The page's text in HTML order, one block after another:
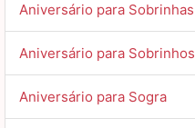
Aniversário para Sobrinhas
Aniversário para Sobrinhos
Aniversário para Sogra